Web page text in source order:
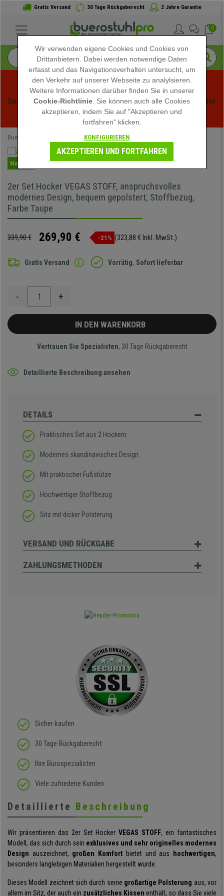
Gratis Versand 30 Tage Rückgaberecht 2 Jahre Garantie
0
Sommerschlussverauf bei buerstuhlpro! Exklusive Rabatte
für kurze Zeit - Aktion ansehen -
Buerostuhlpro
Neuheit
2er Set Hocker VEGAS STOFF, anspruchsvolles
modernes Design, bequem gepolstert, Stoffbezug,
Farbe Taupe
339,90 € 269,90 € -21% (323,88 € Inkl. MwSt.)
Gratis Versand Vorrätig. Sofort lieferbar
- +
IN DEN WARENKORB
Vertrauen Sie Spezialisten, 30 Tage Rückgaberecht
Detaillierte Beschreibung ansehen
DETAILS
Praktisches Set aus 2 Hockern
Modernes skandinavisches Design
Mit praktischer Fußstütze
Hochwertiger Stoffbezug
Sitz mit dicker Polsterung
VERSAND UND RÜCKGABE
ZAHLUNGSMETHODEN
Sicher kaufen
30 Tage Rückgaberecht
Ihre Bürospezialisten
Viele zufriedene Kunden
Detaillierte Beschreibung
Wir präsentieren das 2er Set HockerVEGAS STOFF, ein fantastisches
Modell, das sich durch sein exklusives und sehr originelles modernes
Design auszeichnet, großen Komfort bietet und aus hochwertigen,
besonders langlebigen Materialien hergestellt wurde.
Dieses Modell zeichnet sich durch seine großartige Polsterung aus, vor
allem im Sitz, der auch ein zusätzliches Kissen enthält, so dass Sie viele
Wir verwenden eigene Cookies und Cookies von
Drittanbietern. Dabei werden notwendige Daten
erfasst und das Navigationsverhalten untersucht, um
den Verkehr auf unserer Webseite zu analylsieren.
Weitere Informationen darüber finden Sie in unserer
Cookie-Richtlinie . Sie können auch alle Cookies
akzeptieren, indem Sie auf "Akzeptieren und
fortfahren" klicken.
KONFIGURIEREN
AKZEPTIEREN UND FORTFAHREN